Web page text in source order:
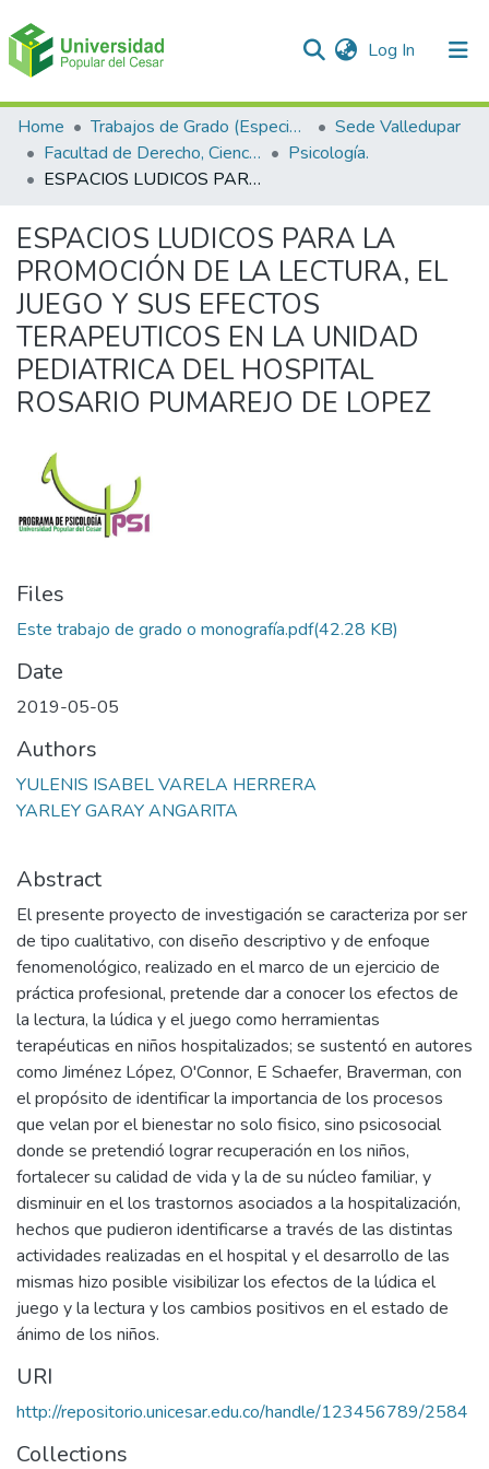
Log In (current)
Communities & Collections
All of DSpace
Home Trabajos de Grado (Especializaciones y Pregrados)
Sede Valledupar
Facultad de Derecho, Ciencias Políticas y Sociales.
Psicología.
ESPACIOS LUDICOS PARA LA PROMOCIÓN DE LA LECTURA, EL JUEGO Y SUS EFECTOS TERAPEUTICOS EN LA UNIDAD PEDIATRICA DEL HOSPITAL ROSARIO PUMAREJO DE LOPEZ
ESPACIOS LUDICOS PARA LA
PROMOCIÓN DE LA LECTURA, EL
JUEGO Y SUS EFECTOS
TERAPEUTICOS EN LA UNIDAD
PEDIATRICA DEL HOSPITAL
ROSARIO PUMAREJO DE LOPEZ
Files
Este trabajo de grado o monografía.pdf(42.28 KB)
Date
2019-05-05
Authors
YULENIS ISABEL VARELA HERRERA
YARLEY GARAY ANGARITA
Abstract
El presente proyecto de investigación se caracteriza por ser
de tipo cualitativo, con diseño descriptivo y de enfoque
fenomenológico, realizado en el marco de un ejercicio de
práctica profesional, pretende dar a conocer los efectos de
la lectura, la lúdica y el juego como herramientas
terapéuticas en niños hospitalizados; se sustentó en autores
como Jiménez López, O'Connor, E Schaefer, Braverman, con
el propósito de identificar la importancia de los procesos
que velan por el bienestar no solo fisico, sino psicosocial
donde se pretendió lograr recuperación en los niños,
fortalecer su calidad de vida y la de su núcleo familiar, y
disminuir en el los trastornos asociados a la hospitalización,
hechos que pudieron identificarse a través de las distintas
actividades realizadas en el hospital y el desarrollo de las
mismas hizo posible visibilizar los efectos de la lúdica el
juego y la lectura y los cambios positivos en el estado de
ánimo de los niños.
URI
http://repositorio.unicesar.edu.co/handle/123456789/2584
Collections